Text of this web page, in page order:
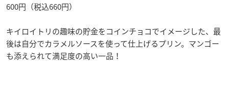
600円（税込660円）
キイロイトリの趣味の貯金をコインチョコでイメージした、最
後は自分でカラメルソースを使って仕上げるプリン。マンゴー
も添えられて満足度の高い一品！